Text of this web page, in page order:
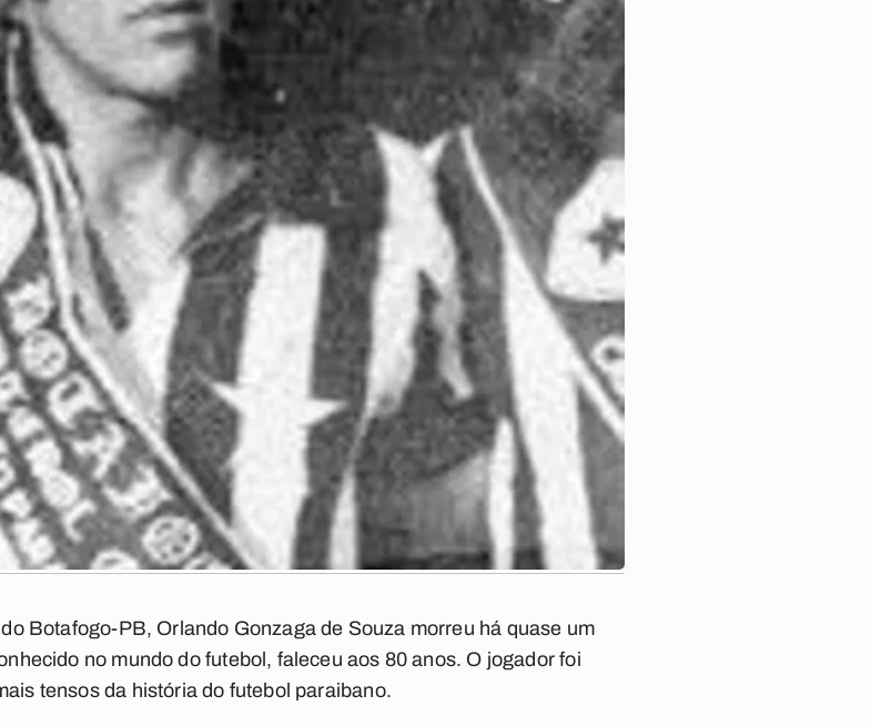
Botafogo-PB, Orlando Gonzaga de Souza morreu há quase um
no mundo do futebol, faleceu aos 80 anos. O jogador foi
tensos da história do futebol paraibano.